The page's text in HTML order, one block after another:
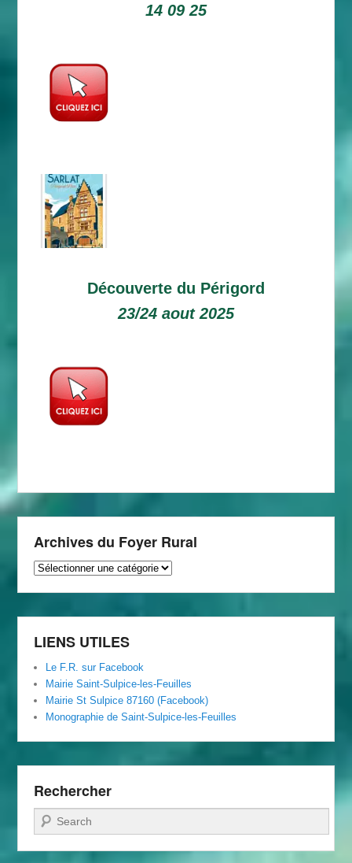
14 09 25
Découverte du Périgord
23/24 aout 2025
Archives du Foyer Rural
Archives
Rural
LIENS UTILES
Le F.R. sur Facebook
Mairie Saint-Sulpice-les-Feuilles
Mairie St Sulpice 87160 (Facebook)
Monographie de Saint-Sulpice-les-Feuilles
Rechercher
Recherche